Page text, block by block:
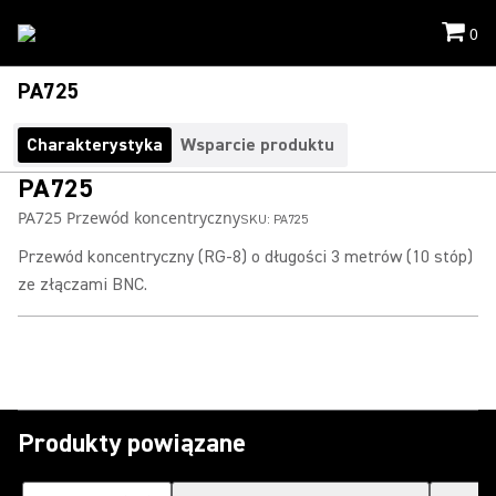
0
PA725
Charakterystyka Wsparcie produktu
PA725
PA725 Przewód koncentrycznySKU: PA725
Przewód koncentryczny (RG-8) o długości 3 metrów (10 stóp)
ze złączami BNC.
Produkty powiązane